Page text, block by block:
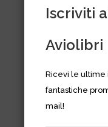
La
Iscriviti
Aviolibri
Ricevi le ultime
fantastiche
mail!